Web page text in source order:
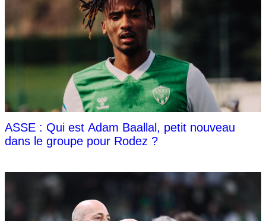
ASSE : Qui est Adam Baallal, petit nouveau
dans le groupe pour Rodez ?